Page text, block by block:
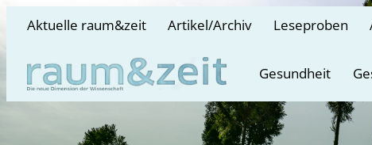
Aktuelle raum&zeit Artikel/Archiv Leseproben
Gesundheit